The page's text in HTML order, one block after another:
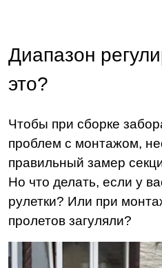
Диапазон
это?
Чтобы при сборке
проблем с монтажом,
правильный замер
Но что делать, если у
рулетки? Или при
пролетов загуляли?